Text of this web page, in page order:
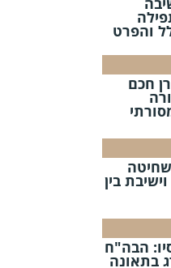
והפרט
חכם
בין
הבה"ח
בתאונה